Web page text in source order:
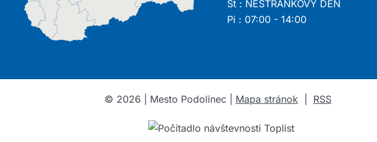
Št : NESTRÁNKOVÝ DEŇ
Pi : 07:00 - 14:00
© 2026 | Mesto Podolínec | Mapa stránok RSS